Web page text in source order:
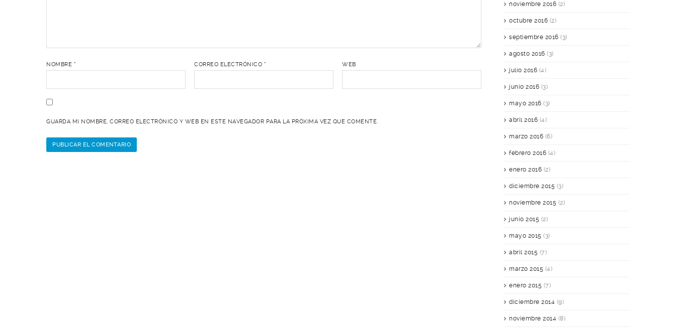
NOMBRE * CORREO ELECTRÓNICO * WEB
GUARDA MI NOMBRE, CORREO ELECTRÓNICO Y WEB EN ESTE NAVEGADOR PARA LA PRÓXIMA VEZ QUE COMENTE.
noviembre 2016 (2)
octubre 2016 (2)
septiembre 2016 (3)
agosto 2016 (3)
julio 2016 (4)
junio 2016 (3)
mayo 2016 (3)
abril 2016 (4)
marzo 2016 (6)
febrero 2016 (4)
enero 2016 (2)
diciembre 2015 (3)
noviembre 2015 (2)
junio 2015 (2)
mayo 2015 (3)
abril 2015 (7)
marzo 2015 (4)
enero 2015 (7)
diciembre 2014 (9)
noviembre 2014 (8)